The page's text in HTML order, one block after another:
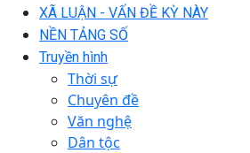
XÃ LUẬN - VẤN ĐỀ KỲ NÀY
NỀN TẢNG SỐ
Truyền hình
Thời sự
Chuyên đề
Văn nghệ
Dân tộc